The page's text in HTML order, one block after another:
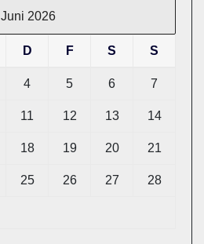
Juni 2026
D F S S
4 5 6 7
11 12 13 14
18 19 20 21
25 26 27 28